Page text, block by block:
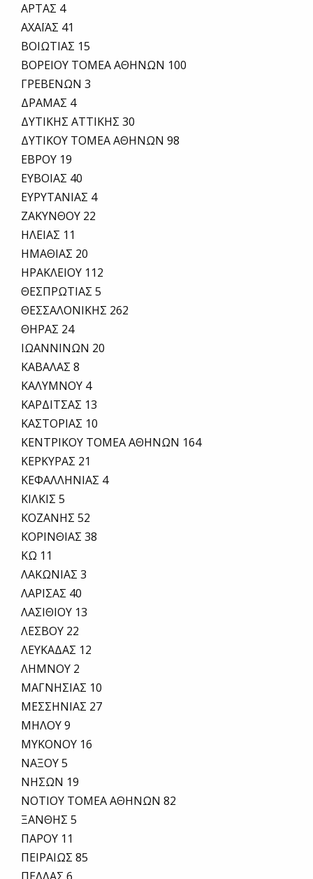
ΑΡΤΑΣ 4
ΑΧΑΪΑΣ 41
ΒΟΙΩΤΙΑΣ 15
ΒΟΡΕΙΟΥ ΤΟΜΕΑ ΑΘΗΝΩΝ 100
ΓΡΕΒΕΝΩΝ 3
ΔΡΑΜΑΣ 4
ΔΥΤΙΚΗΣ ΑΤΤΙΚΗΣ 30
ΔΥΤΙΚΟΥ ΤΟΜΕΑ ΑΘΗΝΩΝ 98
ΕΒΡΟΥ 19
ΕΥΒΟΙΑΣ 40
ΕΥΡΥΤΑΝΙΑΣ 4
ΖΑΚΥΝΘΟΥ 22
ΗΛΕΙΑΣ 11
ΗΜΑΘΙΑΣ 20
ΗΡΑΚΛΕΙΟΥ 112
ΘΕΣΠΡΩΤΙΑΣ 5
ΘΕΣΣΑΛΟΝΙΚΗΣ 262
ΘΗΡΑΣ 24
ΙΩΑΝΝΙΝΩΝ 20
ΚΑΒΑΛΑΣ 8
ΚΑΛΥΜΝΟΥ 4
ΚΑΡΔΙΤΣΑΣ 13
ΚΑΣΤΟΡΙΑΣ 10
ΚΕΝΤΡΙΚΟΥ ΤΟΜΕΑ ΑΘΗΝΩΝ 164
ΚΕΡΚΥΡΑΣ 21
ΚΕΦΑΛΛΗΝΙΑΣ 4
ΚΙΛΚΙΣ 5
ΚΟΖΑΝΗΣ 52
ΚΟΡΙΝΘΙΑΣ 38
ΚΩ 11
ΛΑΚΩΝΙΑΣ 3
ΛΑΡΙΣΑΣ 40
ΛΑΣΙΘΙΟΥ 13
ΛΕΣΒΟΥ 22
ΛΕΥΚΑΔΑΣ 12
ΛΗΜΝΟΥ 2
ΜΑΓΝΗΣΙΑΣ 10
ΜΕΣΣΗΝΙΑΣ 27
ΜΗΛΟΥ 9
ΜΥΚΟΝΟΥ 16
ΝΑΞΟΥ 5
ΝΗΣΩΝ 19
ΝΟΤΙΟΥ ΤΟΜΕΑ ΑΘΗΝΩΝ 82
ΞΑΝΘΗΣ 5
ΠΑΡΟΥ 11
ΠΕΙΡΑΙΩΣ 85